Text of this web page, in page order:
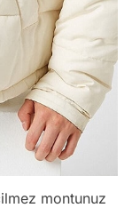
montunuz